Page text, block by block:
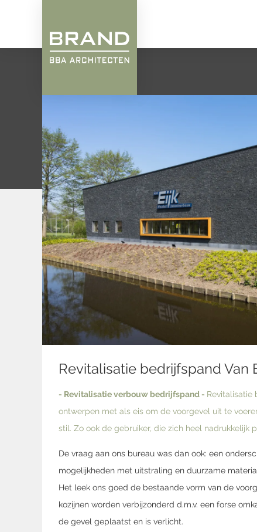
Revitalisatie bedrijfspand Van
- Revitalisatie verbouw bedrijfspand - Revitalisatie
ontwerpen met als eis om de voorgevel uit te
stil. Zo ook de gebruiker, die zich heel nadrukkelijk
De vraag aan ons bureau was dan ook: een
mogelijkheden met uitstraling en duurzame
Het leek ons goed de bestaande vorm van de
kozijnen worden verbijzonderd d.m.v. een forse
de gevel geplaatst en is verlicht.